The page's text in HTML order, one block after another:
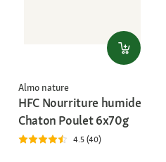
Almo nature
HFC Nourriture humide
Chaton Poulet 6x70g
4.5 (40)